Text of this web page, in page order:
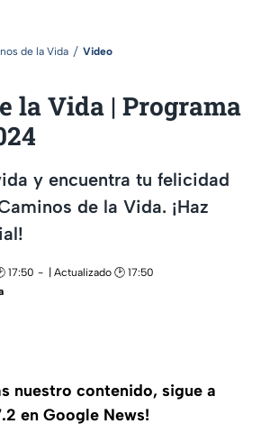
de la Vida Video
la Vida | Programa
y encuentra tu felicidad
de la Vida. ¡Haz
17:50
| Actualizado 🕑 17:50
nuestro contenido, sigue a
en Google News!